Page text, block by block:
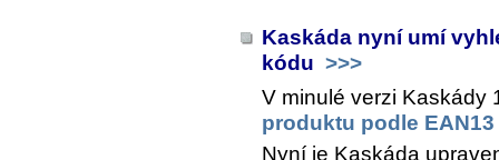
Kaskáda nyní umí
kódu >>>
V minulé verzi Kaskády
produktu podle
Nyní je Kaskáda